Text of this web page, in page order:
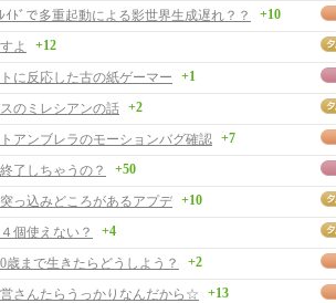
ｲﾄﾞで多重起動による影世界生成遅れ？？
+10
よ
+12
に反応した古の紙ゲーマー
+1
のミレシアンの話 +2
アンブレラのモーションバグ確認 +7
了しちゃうの？
+50
っ込みどころがあるアプデ +10
個使えない？
+4
歳まで生きたらどうしよう？
+2
さんたらうっかりなんだから☆
+13